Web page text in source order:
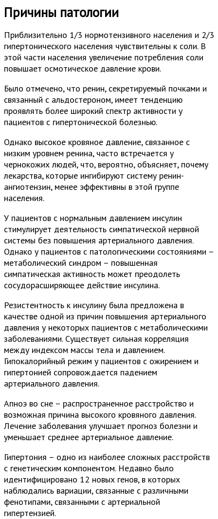
Причины патологии
Приблизительно 1/3 нормотензивного населения и 2/3
гипертонического населения чувствительны к соли. В
этой части населения увеличение потребления соли
повышает осмотическое давление крови.
Было отмечено, что ренин, секретируемый почками и
связанный с альдостероном, имеет тенденцию
проявлять более широкий спектр активности у
пациентов с гипертонической болезнью.
Однако высокое кровяное давление, связанное с
низким уровнем ренина, часто встречается у
чернокожих людей, что, вероятно, объясняет, почему
лекарства, которые ингибируют систему ренин-
ангиотензин, менее эффективны в этой группе
населения.
У пациентов с нормальным давлением инсулин
стимулирует деятельность симпатической нервной
системы без повышения артериального давления.
Однако у пациентов с патологическими состояниями –
метаболический синдром – повышенная
симпатическая активность может преодолеть
сосудорасширяющее действие инсулина.
Резистентность к инсулину была предложена в
качестве одной из причин повышения артериального
давления у некоторых пациентов с метаболическими
заболеваниями. Существует сильная корреляция
между индексом массы тела и давлением.
Гипокалорийный режим у пациентов с ожирением и
гипертонией сопровождается падением
артериального давления.
Апноэ во сне – распространенное расстройство и
возможная причина высокого кровяного давления.
Лечение заболевания улучшает прогноз болезни и
уменьшает среднее артериальное давление.
Гипертония – одно из наиболее сложных расстройств
с генетическим компонентом. Недавно было
идентифицировано 12 новых генов, в которых
наблюдались вариации, связанные с различными
фенотипами, связанными с артериальной
гипертензией.